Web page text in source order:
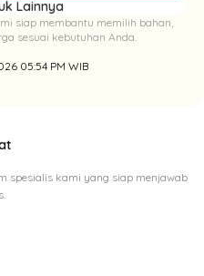
Lainnya
siap membantu memilih bahan,
sesuai kebutuhan Anda.
05:54 PM WIB
spesialis kami yang siap menjawab